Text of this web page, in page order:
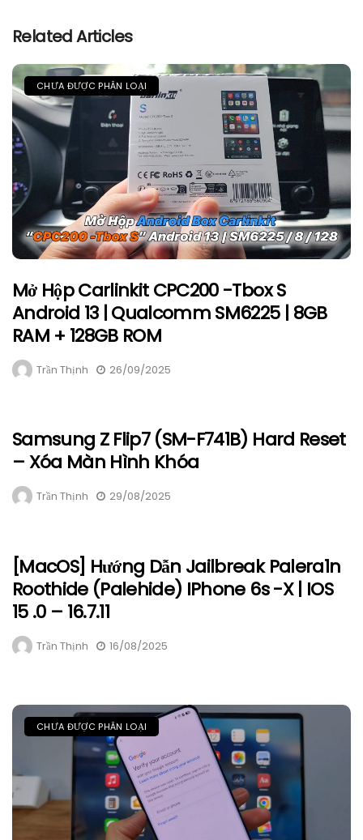
Related Articles
CHƯA ĐƯỢC PHÂN LOẠI
Mở Hộp Carlinkit CPC200 -Tbox S
Android 13 | Qualcomm SM6225 | 8GB
RAM + 128GB ROM
Trần Thịnh 26/09/2025
Samsung Z Flip7 (SM-F741B) Hard Reset
– Xóa Màn Hình Khóa
Trần Thịnh 29/08/2025
[macOS] Hướng Dẫn Jailbreak Palera1n
Roothide (Palehide) IPhone 6s -X | IOS
15 .0 – 16.7.11
Trần Thịnh 16/08/2025
CHƯA ĐƯỢC PHÂN LOẠI